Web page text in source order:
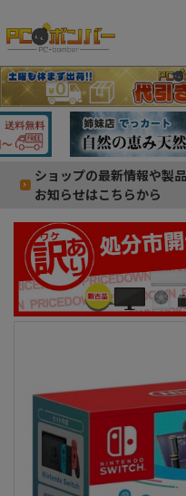
ショップの最新情報や製
お知らせはこちらから